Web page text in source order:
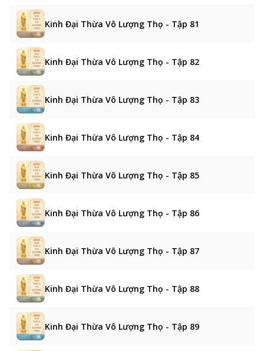
Kinh Đại Thừa Vô Lượng Thọ - Tập 81
Kinh Đại Thừa Vô Lượng Thọ - Tập 82
Kinh Đại Thừa Vô Lượng Thọ - Tập 83
Kinh Đại Thừa Vô Lượng Thọ - Tập 84
Kinh Đại Thừa Vô Lượng Thọ - Tập 85
Kinh Đại Thừa Vô Lượng Thọ - Tập 86
Kinh Đại Thừa Vô Lượng Thọ - Tập 87
Kinh Đại Thừa Vô Lượng Thọ - Tập 88
Kinh Đại Thừa Vô Lượng Thọ - Tập 89